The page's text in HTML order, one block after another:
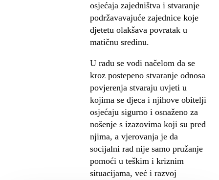
osjećaja zajedništva i stvaranje
podržavavajuće zajednice koje
djetetu olakšava povratak u
matičnu sredinu.
U radu se vodi načelom da se
kroz postepeno stvaranje odnosa
povjerenja stvaraju uvjeti u
kojima se djeca i njihove obitelji
osjećaju sigurno i osnaženo za
nošenje s izazovima koji su pred
njima, a vjerovanja je da
socijalni rad nije samo pružanje
pomoći u teškim i kriznim
situacijama, već i razvoj